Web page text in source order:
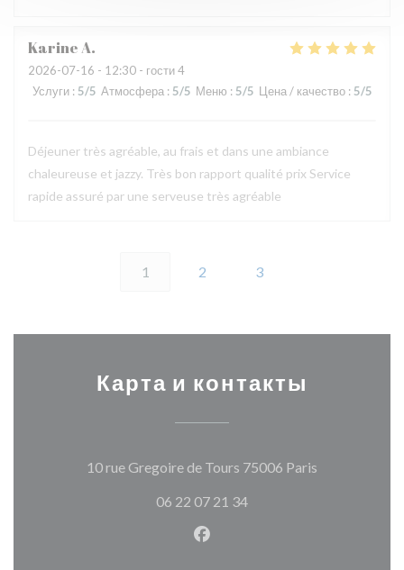
KarineA
2026-07-16 - 12:30 - гости 4
Услуги : 5/5 Атмосфера : 5/5 Меню : 5/5 Цена / качество : 5/5
Déjeuner très agréable, au frais et dans une ambiance
chaleureuse et jazzy. Très bon rapport qualité prix Service
rapide assuré par une serveuse très agréable
1 2 3
Карта и контакты
10 rue Gregoire de Tours 75006 Paris
06 22 07 21 34
Facebook ((открывается в